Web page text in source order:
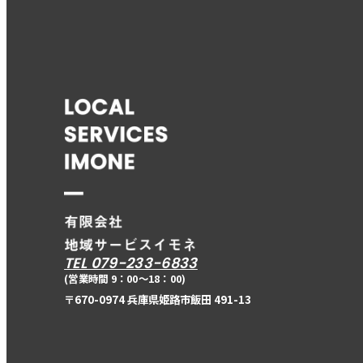
TEL 079-233-6833
(営業時間 9：00〜18：00)
〒670-0974 兵庫県姫路市飯田 491-13